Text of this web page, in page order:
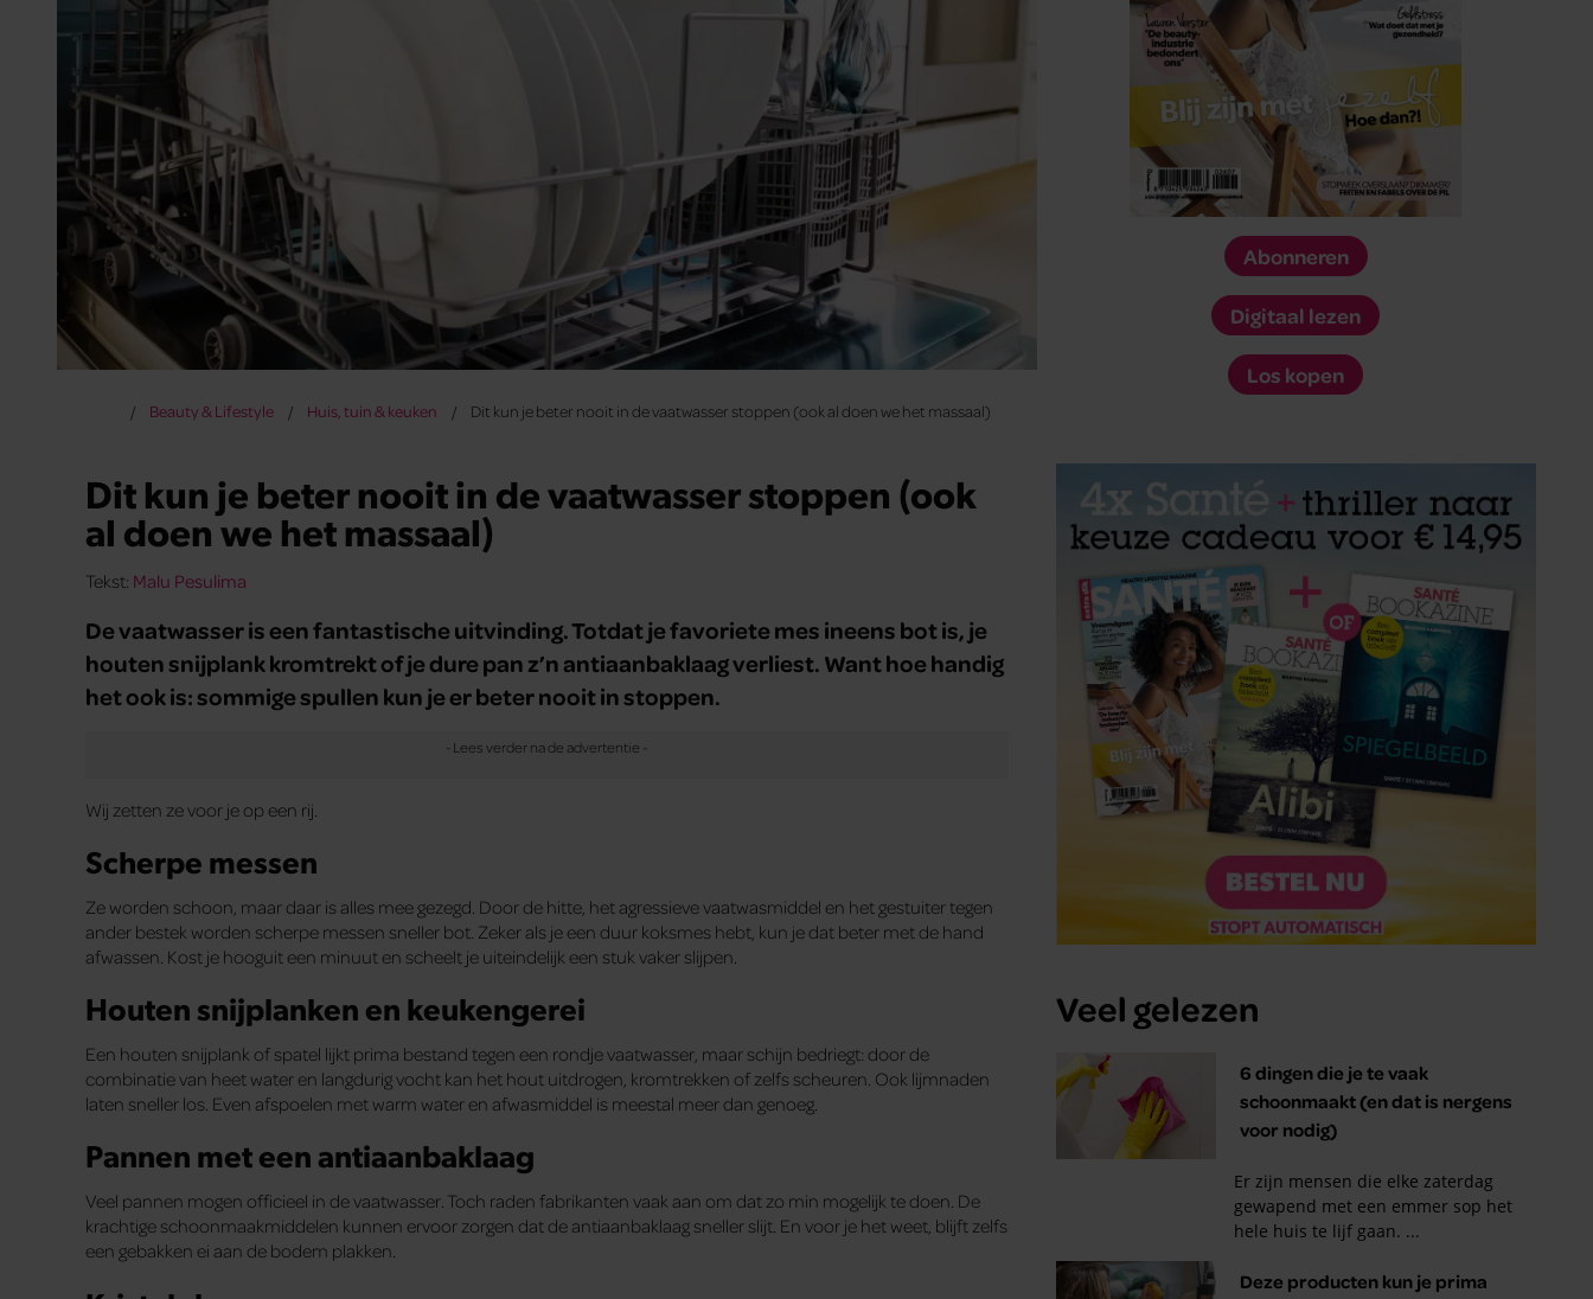
Beauty & Lifestyle Huis, tuin & keuken Dit kun je beter nooit in de vaatwasser stoppen (ook al doen we het massaal)
Dit kun je beter nooit in de vaatwasser stoppen (ook
al doen we het massaal)
Tekst: Malu Pesulima
De vaatwasser is een fantastische uitvinding. Totdat je favoriete mes ineens bot is, je
houten snijplank kromtrekt of je dure pan z’n antiaanbaklaag verliest. Want hoe handig
het ook is: sommige spullen kun je er beter nooit in stoppen.
Wij zetten ze voor je op een rij.
Scherpe messen
Ze worden schoon, maar daar is alles mee gezegd. Door de hitte, het agressieve vaatwasmiddel en het gestuiter tegen
ander bestek worden scherpe messen sneller bot. Zeker als je een duur koksmes hebt, kun je dat beter met de hand
afwassen. Kost je hooguit een minuut en scheelt je uiteindelijk een stuk vaker slijpen.
Houten snijplanken en keukengerei
Een houten snijplank of spatel lijkt prima bestand tegen een rondje vaatwasser, maar schijn bedriegt: door de
combinatie van heet water en langdurig vocht kan het hout uitdrogen, kromtrekken of zelfs scheuren. Ook lijmnaden
laten sneller los. Even afspoelen met warm water en afwasmiddel is meestal meer dan genoeg.
Pannen met een antiaanbaklaag
Veel pannen mogen officieel in de vaatwasser. Toch raden fabrikanten vaak aan om dat zo min mogelijk te doen. De
krachtige schoonmaakmiddelen kunnen ervoor zorgen dat de antiaanbaklaag sneller slijt. En voor je het weet, blijft zelfs
een gebakken ei aan de bodem plakken.
Abonneren
Digitaal lezen
Los kopen